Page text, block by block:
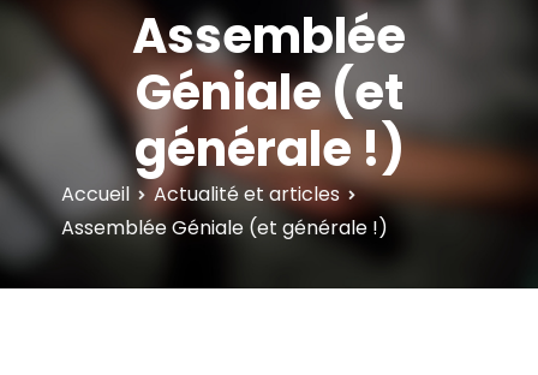
Assemblée
Géniale (et
générale !)
Accueil
Actualité et articles
Assemblée Géniale (et générale !)